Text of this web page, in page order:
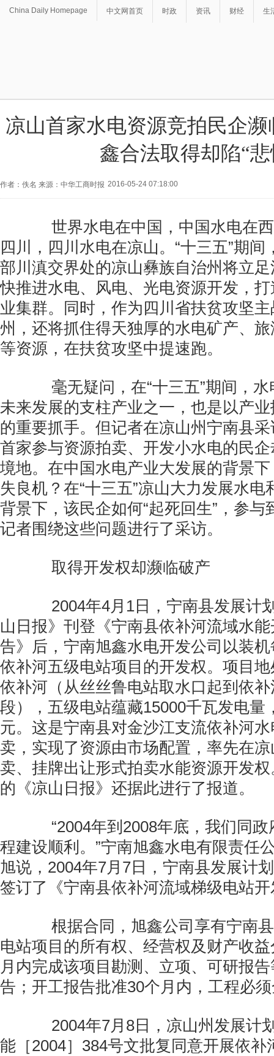
China Daily Homepage 中文网首页 时政 资讯 财经 生
凉山首家水电资源竞拍民企
鑫合法取得却陷“悲
作者：佚名 来源：中华工商时报 2016-05-24 07:18:00
世界水电在中国，中国水电在西
四川，四川水电在凉山。“十三五”期
部川滇交界处的凉山彝族自治州将立
快推进水电、风电、光电资源开发，
业集群。同时，作为四川省扶贫攻坚
州，还将抓住得天独厚的水电矿产、
等资源，在扶贫攻坚中提速跑。
毫无疑问，在“十三五”期间，水
未来发展的支柱产业之一，也是以产
的重要抓手。但记者在凉山州宁南县
首家参与资源拍卖、开发小水电的民
境地。在中国水电产业大发展的背景
失良机？在“十三五”凉山大力发展水电
背景下，该民企如何“起死回生”，参与
记者围绕这些问题进行了采访。
取得开发权却濒临破产
2004年4月1日，宁南县发展计
山日报》刊登《宁南县依补河流域水
告》后，宁南旭鑫水电开发公司以装
依补河五级电站项目的开发权。项目
依补河（从丝丝鲁电站取水口起到依
段），五级电站蕴藏15000千瓦发电量
元。这是宁南县对金沙江支流依补河
卖，实现了资源由市场配置，率先在
卖、挂牌出让形式拍卖水能资源开发
的《凉山日报》还据此进行了报道。
“2004年到2008年底，我们同政
程建设顺利。”宁南旭鑫水电有限责任
旭说，2004年7月7日，宁南县发展计
签订了《宁南县依补河流域梯级电站
根据合同，旭鑫公司享有宁南县
电站项目的所有权、经营权及财产收
月内完成该项目勘测、立项、可研报
告；开工报告批准30个月内，工程必
2004年7月8日，凉山州发展计
能［2004］384号文批复同意开展依补